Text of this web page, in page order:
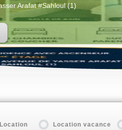
Adresse :
Location Location vacance